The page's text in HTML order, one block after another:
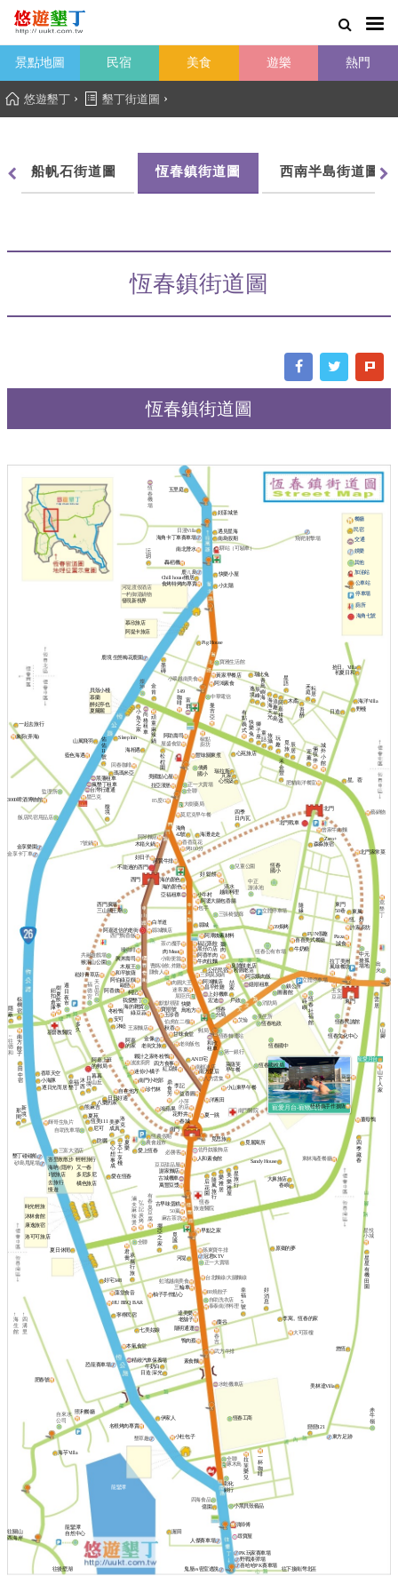
景點地圖 民宿 美食 遊樂 熱門
悠遊墾丁 › 墾丁街道圖 ›
船帆石街道圖 恆春鎮街道圖 西南半島街道圖
恆春鎮街道圖
恆春鎮街道圖
民宿
寵愛月台-寵物民宿
五里庭
餐廳
民宿
交通
娛樂
其他
加油站
公車站
停車場
廁所
海角七號
飛靶射擊場
往下接南灣北區
往後壁湖
驛站（可驗車）
南北潛水
小太陽
中華電信
富
群
149
咖
啡
燦
坤
尚
格
租
車
慕蘭
美國點心屋
薑母鴨
拉亞漢堡
85度C
瑪瑪米亞
黑藩租車
木箱火鍋
山風飛羽
藍色海遇
監理所
初夏日和
僑勇
國小
正一大賣場
全聯
莫尼克早午餐
四季
日內瓦
不能過的西門
北門戰車
北門
西門
海的顏色
海的顏色
亞福租車
兒童公園 恆春
國小
中正
游泳池
清水
越南料理
小牛村
阿賢牛排
包手
縣城
立體停車場
39焗烤
恆春公有市場
福記蒸餃
黑仔の店
阿香羊肉
阿鴻麵店
宏迪 戶政
恆春
分局
東門
50巷 東風
中元
搶孤
場地
出
火
東門
星
星
有
機
田
園
鎮公所
圖書館
消防局
衛生所
恆春地政
艾倫
恆春國中
恆春轉運站
恆春國稅局
小山東早午餐
第一銀行
南門醫院
白羊道
屈臣氏
秋香
和欣
租車
老街飯包
南方皇后
西門廣場
三山國王廟
阿嘉送信的老街
木屐王
阿伯綠豆饌
天
后
宮
週
日
夜
市
基督教醫院
幸福
墾丁
阿嘉上班
的郵局
阿嘉
的家
柯記
我愛墾丁
綠豆蒜
王家麵店
金像
夥計之家冬粉鴨
珍竹林
李記
鴻蘋果
海相遇
郵局
南都冰店
農會超市
恆農假期
南門
佐丹奴服飾店
人和素食館
豆豆甜品屋
謝家麵店
古城機車
萬豐豆漿
恆春
旅遊醫院
豐味關東煮
古早味蛋糕
全聯
砂島甩尾場
夏日休閒
河堤
冠君KTV
正一大賣場
三輪車
本氣食堂
達美樂
老舖子
鴨肉蔡
素食麵
精緻汽車保養場
照利餐廳
自來水
公司
龍鑾潭
自然中心
往關山
西海岸
龍鑾潭
原鄉的夢
恆春工商
伊家人
名根烤肉專賣
小杜包子
赤
牛
嶺
戀戀121
一
杯
咖
啡
四海食品
人傑賽車場
鬼屋vs密室逃脫
洪師傅
尋寶屋
PK玩家賽車場
喜哈哈PK賽車場
50嵐
城
外
小
館
君
喬
1號旅店
美夢
成真
粉圓老店
臭脯餅老店
星
旅
行
樂
雅
居
歐戀
全聯
墨
磚
鹿境 生態梅花鹿園
瘋墾丁租車
好日子
夏苑
輕輕旅行
愛上恆春
野棧
慢遊
3000啤酒博物館
沐睦
北門家常菜
Zero+
時光輕旅
野戰漆彈場
崧好青草店
墾丁碰碰船
海芋Villa
覓思旅
去旅行
藻堂食音 88燒餃子
迎
薰
沐林會館
四
季
藏
春
渥田
寶順號
玉珍香
快樂
鳥地方
阿婆大腸包香腸
南
方
餃
子
拉
芙
樂
兒
彰化
銀行
自助洗衣店
恐龍賽車場
益香圓
承
攜
行
旅
田
中
宿
七美姑娘
食烤特烤肉專賣
花野井
佑
佑
11
號
公仔民宿
黃家早餐店
早點之家
夏一跳
洋蔥田
麋谷
恆。好
阿潭姨素材料
多
久
恆美111
冬粉鴨
牛肉拉麵
美林達Villa
天
工
享
棧
夏
樂
心
想
事
成
南門小吃部
象廚(弄海)
自在他方
防曬
日造
逐日光而居
興丼壽司
阿鴻素食
愛在恆春
多尼多尼
上好機車
隨
風
旅
行
拾日。Villa
台灣行運通
迷你小橘子
寶雅生活館
鈕
扣
倉
庫
好
消
息
波波廚房
茶の魔手
曹媽冷飲.炸雞
億園
貝殼小棧
樹
夏
飲
事
默默很甜
水蛙機車店
鼎
食
芳
昌平炸雞
大可茶樓
海的雜貨
洛
克
棕
櫚
宿
隨
緣
安可
Pizza
啄木鳥
悠恆
大鼻旅店
牛奶白
牛奶糖
幸
福
5
號
金
肯
Pig House
美
樂
雅
屋
轟稻機
李寓。恆春的家
發現新視界
拉丁美洲
風味餐坊
好漾城堡
瑞比兔
康逸旅宿
一起去旅行
星巴克
誠食
星悅
小城
海角卡丁車賽車場
尼可
迷客夏
FUN假趣
旅
攝
夏爾麗
柚子手作點心
甘味食堂
墾草趣
榙榙義手作披薩
海灘走走
四方食事
小
魚
之
家
寧檸民宿
耘
居
慕欣旅店
吾
醉
禾
庭
Sandy House
覓麗寓所
芃家
童
話
獅
子
座 玩
趣
快
樂
兔
辰
居
心悅築
海
海
天
光
老街文旅
立體停車場
洛可可旅店
遇見星海
小黑貝殼藝品
曾家牛肉麵
台北麵線/大腸麵線
河堤渡假酒店
小翠越南美食
三張椅髮廊
屋盛食堂
7號鍋
恆
春
機
場
大樹藥局
共融遊戲場
猴洞山公園
自助洗車場
玉女
豆花
春城
小海豚
肥春號
↑
四
溝
里
↑
海
生
館
頑
童
麻
辣
鍋
日造·深光
許家廚坊
隱
蔽
←
往
德
和
倆
筷
伴
森淼旅宿
馥
境
飯店民宿用品店
阿琴麵店
山
下
人
家
鹿ㄦ島
Chill house懶居
泰泰南洋料理
三富大酒店
陽明通運
武方牛排
南島假期
阿助壽司
HU BBQ BAR
嗜咖啡
肥貓南洋餐室
窩
墾
丁
小萍
的店
肉圓大王
三媽臭臭鍋
好宅148
縣城麵店
阿提卡旅店
海洋Villa
浪
趣
半
島
瑞拉斯
辰
峰
小南便當
東林海產餐廳
覓
謐
蒔
嶼
恆
春
社
福
館
逸
境
山
腳
東方足跡
好 鬆餅
峇里散散步
星。蓿
必勝客
輝哥生魚片
和平披薩
春嶼
香草天空
青
鳥
嶼
海
阿
嘉
耕
逃
木矞
心苑旅店
禾
金
豐
AND宅
Sleep lnn
松
桯
園
后
花
園
覓
旅
橘色旅店
孫東寶牛排
鵝
肉
喆
家
肉 Meat
曼
吉
亞
醉妃亭也
日日好適
八樂的家
熊麻吉
沄
玥
金享樂園
萊薩芙
早午餐
那
間
阿宗爌肉飯
雲
居
暮暮
山丘
日
境
沐
西
恆春民謠館
快樂小屋
挪
亞
之
家
虹瑤越南美食
喜喜美式餐廳
有
點
義
式
麻古茶坊
伯虎在二樓
回春咖啡
海角
42號
寵愛月台
藝鍋物
又一春
金享卡丁車
紅豆餅
福
德
宮
海吶 (隱岸)
星
語
恆春文化中心
有
春
臭
豆
腐
弘
記
炭
烤
滷
夫
麻
辣
燙
阿香姨
椒點
廚坊
日漫Villa
嬑順租車
一杓御湯鍋物
新
境
薛臭豆腐
春
吉
烤100分
香香豆花
賺食人
八方雲集
西門鴨香飯